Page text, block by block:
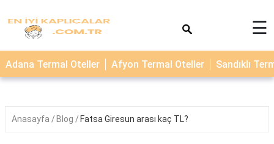
TERMAL
OTELLER
☰
Adana Termal Oteller Afyon Termal Oteller Sandıklı
Anasayfa Blog Fatsa Giresun arası kaç TL?